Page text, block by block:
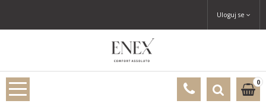
Uloguj se
0